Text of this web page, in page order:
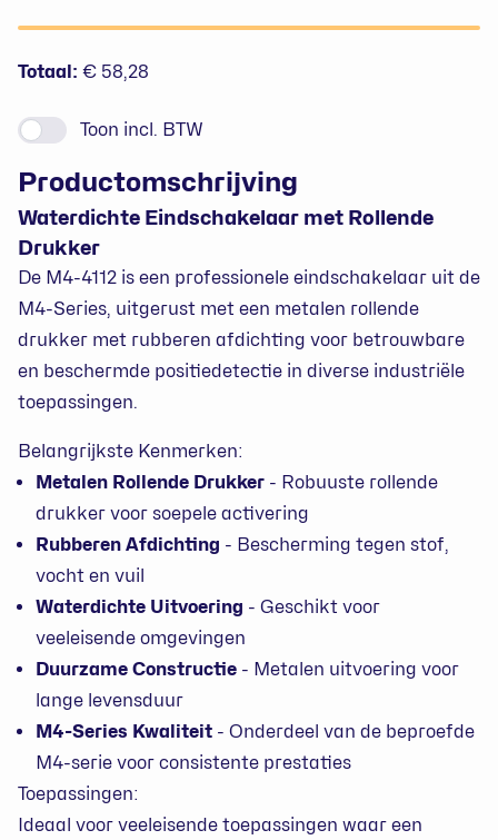
Prijzen
Totaal: € 58,28
Toon incl. BTW
Productomschrijving
Waterdichte Eindschakelaar met Rollende
Drukker
De M4-4112 is een professionele eindschakelaar uit de
M4-Series, uitgerust met een metalen rollende
drukker met rubberen afdichting voor betrouwbare
en beschermde positiedetectie in diverse industriële
toepassingen.
Belangrijkste Kenmerken:
Metalen Rollende Drukker - Robuuste rollende
drukker voor soepele activering
Rubberen Afdichting - Bescherming tegen stof,
vocht en vuil
Waterdichte Uitvoering - Geschikt voor
veeleisende omgevingen
Duurzame Constructie - Metalen uitvoering voor
lange levensduur
M4-Series Kwaliteit - Onderdeel van de beproefde
M4-serie voor consistente prestaties
Toepassingen:
Ideaal voor veeleisende toepassingen waar een